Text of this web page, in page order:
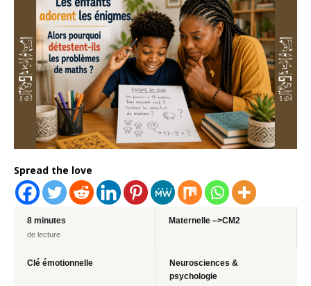
Spread the love
8 minutes
de lecture
Maternelle –>CM2
Clé émotionnelle
Neurosciences &
psychologie